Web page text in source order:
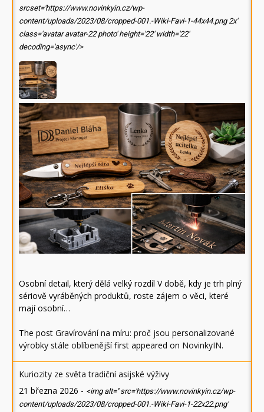
srcset='https://www.novinkyin.cz/wp-
content/uploads/2023/08/cropped-001.-Wiki-Favi-1-44x44.png 2x'
class='avatar avatar-22 photo' height='22' width='22'
decoding='async'/>
Osobní detail, který dělá velký rozdíl V době, kdy je trh plný
sériově vyráběných produktů, roste zájem o věci, které
mají osobní…
The post Gravírování na míru: proč jsou personalizované
výrobky stále oblíbenějšífirst appeared on NovinkyIN.
Kuriozity ze světa tradiční asijské výživy
21 března 2026 - <img alt='' src='https://www.novinkyin.cz/wp-
content/uploads/2023/08/cropped-001.-Wiki-Favi-1-22x22.png'